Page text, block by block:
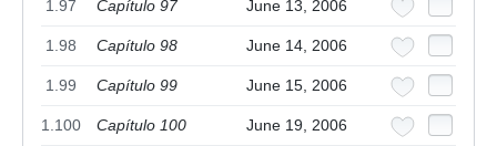
1.97 Capítulo 97 June 13, 2006
1.98 Capítulo 98 June 14, 2006
1.99 Capítulo 99 June 15, 2006
1.100 Capítulo 100 June 19, 2006